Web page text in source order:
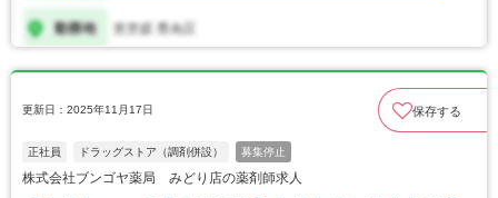
更新日：2025年11月17日 保存する
正社員 ドラッグストア（調剤併設） 募集停止
株式会社ブンゴヤ薬局 みどり店の薬剤師求人